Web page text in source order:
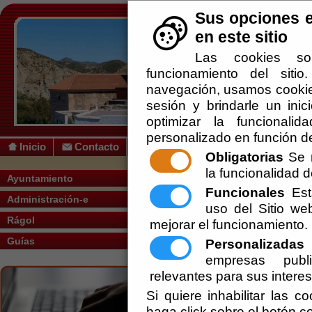
Sus opciones
en este sitio
Las cookies
funcionamiento del
navegación, usamos
sesión y brindarle un
optimizar la
personalizado en función
Obligatorias Se
la funcionalidad
Funcionales
uso del Sitio
mejorar el funcionamiento.
Personalizadas
empresas
relevantes para sus
Si quiere inhabilitar las
Inicio Contacto
Ayuntamiento
Administración-e
Rágol
Guías
Usted se encuentra aquí:Inicio // Tablón
RESOLUCION LIQUIDACION
Ayuntamiento de Rágol -
Economía y Hacienda -
MODIFICACION ORDENANZA